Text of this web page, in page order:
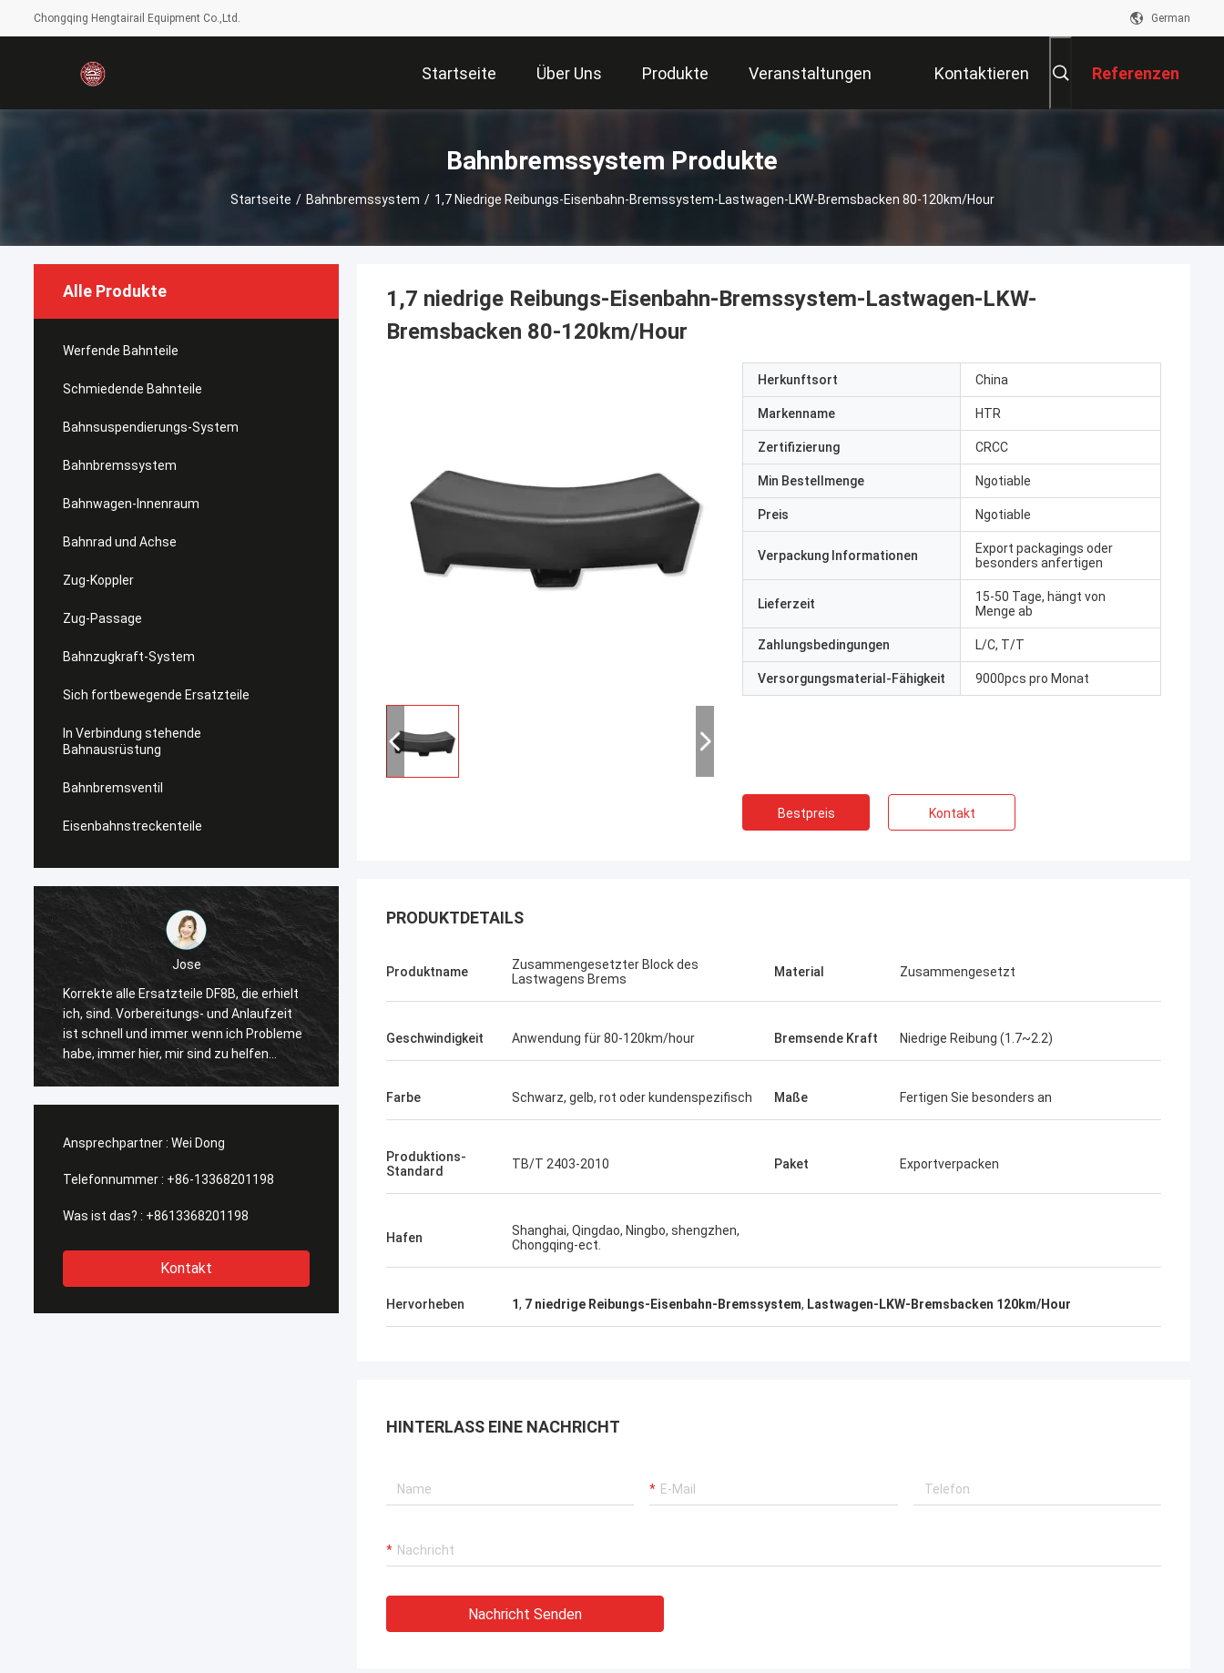
Chongqing Hengtairail Equipment Co.,Ltd. German
Startseite Über Uns Produkte Veranstaltungen Kontaktieren Referenzen
Bahnbremssystem Produkte
Startseite / Bahnbremssystem / 1,7 Niedrige Reibungs-Eisenbahn-Bremssystem-Lastwagen-LKW-Bremsbacken 80-120km/Hour
Alle Produkte
Werfende Bahnteile
Schmiedende Bahnteile
Bahnsuspendierungs-System
Bahnbremssystem
Bahnwagen-Innenraum
Bahnrad und Achse
Zug-Koppler
Zug-Passage
Bahnzugkraft-System
Sich fortbewegende Ersatzteile
In Verbindung stehende
Bahnausrüstung
Bahnbremsventil
Eisenbahnstreckenteile
Jose
Korrekte alle Ersatzteile DF8B, die erhielt
ich, sind. Vorbereitungs- und Anlaufzeit
ist schnell und immer wenn ich Probleme
habe, immer hier, mir sind zu helfen
sonnig. Dank ihre Menge und vorwärts
Jonathas
vorschlugen. Preis ist angemessen, und
Ansprechpartner : Wei Dong
Telefonnummer : +86-13368201198
Was ist das? : +8613368201198
Kontakt
1,7 niedrige Reibungs-Eisenbahn-Bremssystem-Lastwagen-LKW-
Bremsbacken 80-120km/Hour
Herkunftsort China
Markenname HTR
Zertifizierung CRCC
Min Bestellmenge Ngotiable
Preis Ngotiable
Verpackung Informationen
Export packagings oder
besonders anfertigen
Lieferzeit
15-50 Tage, hängt von
Menge ab
Zahlungsbedingungen L/C, T/T
Versorgungsmaterial-Fähigkeit 9000pcs pro Monat
Bestpreis Kontakt
PRODUKTDETAILS
Produktname
Zusammengesetzter Block des
Lastwagens Brems
Material Zusammengesetzt
Geschwindigkeit Anwendung für 80-120km/hour Bremsende Kraft Niedrige Reibung (1.7~2.2)
Farbe Schwarz, gelb, rot oder kundenspezifisch Maße Fertigen Sie besonders an
Produktions-
Standard
TB/T 2403-2010 Paket Exportverpacken
Hafen
Shanghai, Qingdao, Ningbo, shengzhen,
Chongqing-ect.
Hervorheben 1, 7 niedrige Reibungs-Eisenbahn-Bremssystem, Lastwagen-LKW-Bremsbacken 120km/Hour
HINTERLASS EINE NACHRICHT
Nachricht Senden